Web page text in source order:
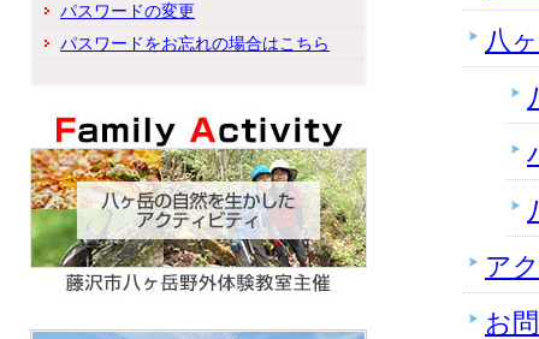
八
ア
お
パスワードの変更
パスワードをお忘れの場合はこちら